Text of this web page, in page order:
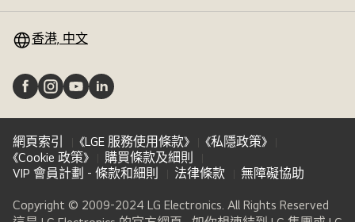
換 香港, 中文
網頁索引 《LGE 服務使用條款》
《私隱政策》
《Cookie 政策》
購買條款及細則
VIP 會員計劃 - 條款和細則
法律條款 無障礙協助
Copyright © 2009-2024 LG Electronics. All Rights Reserved